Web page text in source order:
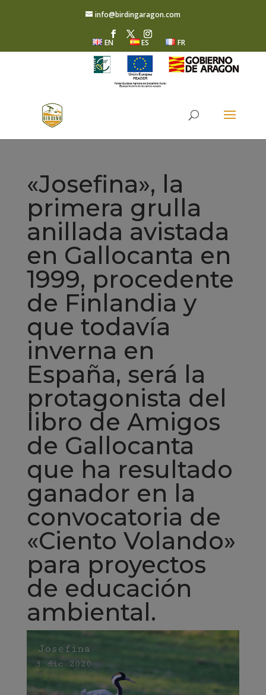
info@birdingaragon.com
EN ES FR
«Josefina», la
primera grulla
anillada avistada
en Gallocanta en
1999, procedente
de Finlandia y
que todavía
inverna en
España, será la
protagonista del
libro de Amigos
de Gallocanta
que ha resultado
ganador en la
convocatoria de
«Ciento Volando»
para proyectos
de educación
ambiental.